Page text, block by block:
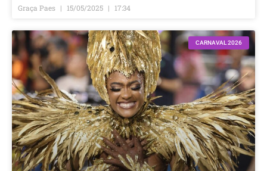
Graça Paes 15/05/2025 17:34
CARNAVAL 2026